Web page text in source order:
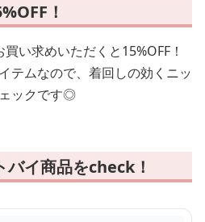
！
い求めいただくと15%OFF！
テムなので、着回しの効くニッ
ックです◎
イ商品をcheck！